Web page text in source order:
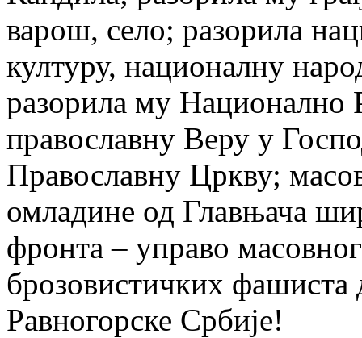
варош, село; разорила
културу, националну
разорила му Национално
православну Веру у
Православну Цркву;
омладине од Главњача
фронта – управо
брозовистичких фашиста
Равногорске Србије!